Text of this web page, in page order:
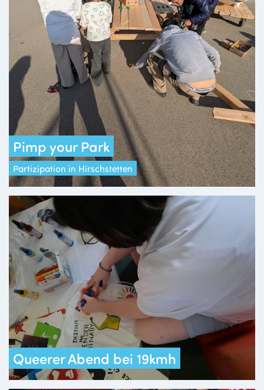
Pimp your Park
Partizipation in Hirschstetten
Queerer Abend bei 19kmh